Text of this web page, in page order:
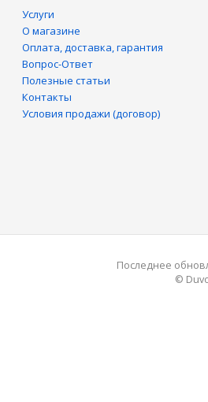
Услуги
О магазине
Оплата, доставка, гарантия
Вопрос-Ответ
Полезные статьи
Контакты
Условия продажи (договор)
Последнее
©